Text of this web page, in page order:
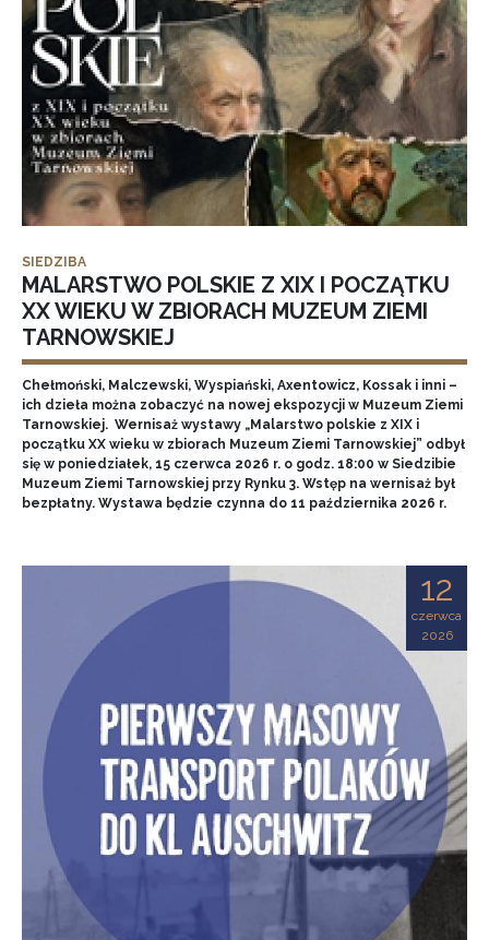
SIEDZIBA
MALARSTWO POLSKIE Z XIX I POCZĄTKU
XX WIEKU W ZBIORACH MUZEUM ZIEMI
TARNOWSKIEJ
Chełmoński, Malczewski, Wyspiański, Axentowicz, Kossak i inni –
ich dzieła można zobaczyć na nowej ekspozycji w Muzeum Ziemi
Tarnowskiej. Wernisaż wystawy „Malarstwo polskie z XIX i
początku XX wieku w zbiorach Muzeum Ziemi Tarnowskiej” odbył
się w poniedziałek, 15 czerwca 2026 r. o godz. 18:00 w Siedzibie
Muzeum Ziemi Tarnowskiej przy Rynku 3. Wstęp na wernisaż był
bezpłatny. Wystawa będzie czynna do 11 października 2026 r.
12
czerwca
2026